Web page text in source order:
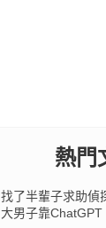
熱門
找了半輩子求助偵
大男子靠